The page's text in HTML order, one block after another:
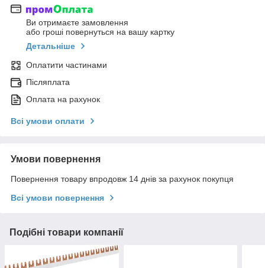
Ви отримаєте замовлення
або гроші повернуться на вашу картку
Детальніше
Оплатити частинами
Післяплата
Оплата на рахунок
Всі умови оплати
Умови повернення
Повернення товару впродовж 14 днів за рахунок покупця
Всі умови повернення
Подібні товари компанії